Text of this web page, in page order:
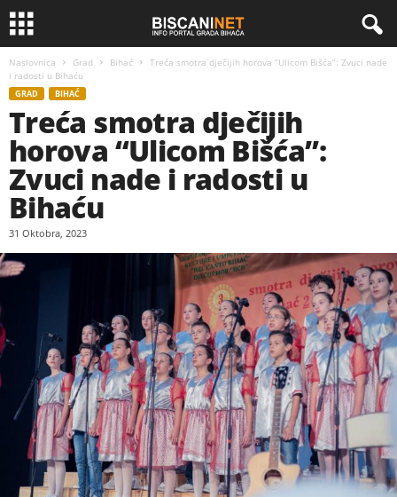
Naslovnica Grad Bihać
Treća smotra dječijih horova “Ulicom Bišća”: Zvuci nade
i radosti u Bihaću
GRAD BIHAĆ
Treća smotra dječijih
horova “Ulicom Bišća”:
Zvuci nade i radosti u
Bihaću
31 Oktobra, 2023